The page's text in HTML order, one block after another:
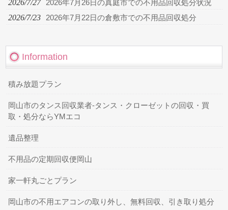
2026/7/27 2026年7月26日の真庭市での不用品回収処分状況
2026/7/23 2026年7月22日の倉敷市での不用品回収処分
Information
積み放題プラン
岡山市のタンス回収業者-タンス・クローゼットの回収・買
取・処分ならYMエコ
遺品整理
不用品の定期回収便岡山
家一軒丸ごとプラン
岡山市の不用エアコンの取り外し、無料回収、引き取り処分